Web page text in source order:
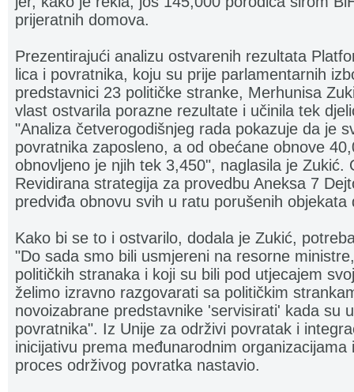
prijeratnih domova.
Prezentirajući analizu ostvarenih rezultata
lica i povratnika, koju su prije parlamentarnih
predstavnici 23 političke stranke, Merhunisa
vlast ostvarila porazne rezultate i učinila tek
"Analiza četverogodišnjeg rada pokazuje da je
povratnika zaposleno, a od obećane obnove
obnovljeno je njih tek 3,450", naglasila je Zukić.
Revidirana strategija za provedbu Aneksa 7
predviđa obnovu svih u ratu porušenih objekata
Kako bi se to i ostvarilo, dodala je Zukić,
"Do sada smo bili usmjereni na resorne
političkih stranaka i koji su bili pod utjecajem
želimo izravno razgovarati sa političkim
novoizabrane predstavnike 'servisirati' kada su
povratnika". Iz Unije za održivi povratak i
inicijativu prema međunarodnim
proces održivog povratka nastavio.